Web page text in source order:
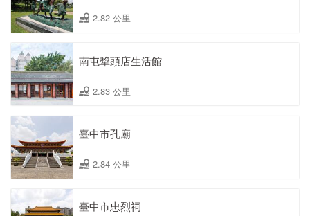
2.82 公里
南屯犂頭店生活館
2.83 公里
臺中市孔廟
2.84 公里
臺中市忠烈祠